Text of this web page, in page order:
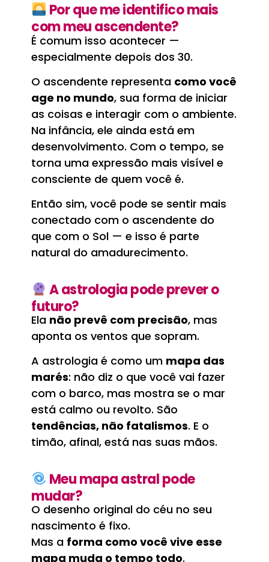
Por que me identifico mais
com meu ascendente?
É comum isso acontecer —
especialmente depois dos 30.
O ascendente representa como você
age no mundo, sua forma de iniciar
as coisas e interagir com o ambiente.
Na infância, ele ainda está em
desenvolvimento. Com o tempo, se
torna uma expressão mais visível e
consciente de quem você é.
Então sim, você pode se sentir mais
conectado com o ascendente do
que com o Sol — e isso é parte
natural do amadurecimento.
A astrologia pode prever o
futuro?
Ela não prevê com precisão, mas
aponta os ventos que sopram.
A astrologia é como um mapa das
marés: não diz o que você vai fazer
com o barco, mas mostra se o mar
está calmo ou revolto. São
tendências, não fatalismos. E o
timão, afinal, está nas suas mãos.
Meu mapa astral pode
mudar?
O desenho original do céu no seu
nascimento é fixo.
Mas a forma como você vive esse
mapa muda o tempo todo.